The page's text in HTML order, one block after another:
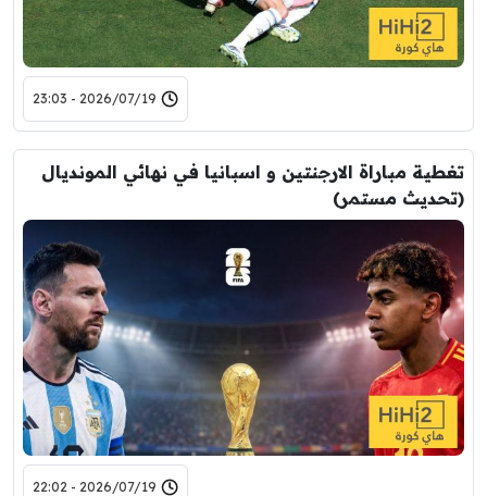
2026/07/19 - 23:03
تغطية مباراة الارجنتين و اسبانيا في نهائي المونديال
(تحديث مستمر)
2026/07/19 - 22:02